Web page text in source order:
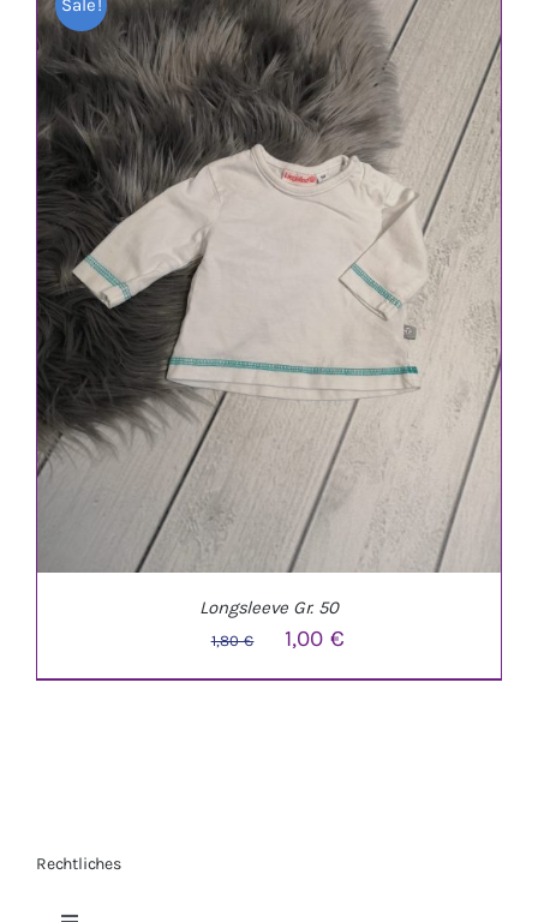
IN DEN WARENKORB / DETAILS
1,80 €
0,90 €.
Sale!
Longsleeve Gr. 50
1,80€
Ursprünglicher
Preis
1,00€
Preis
Rechtliches